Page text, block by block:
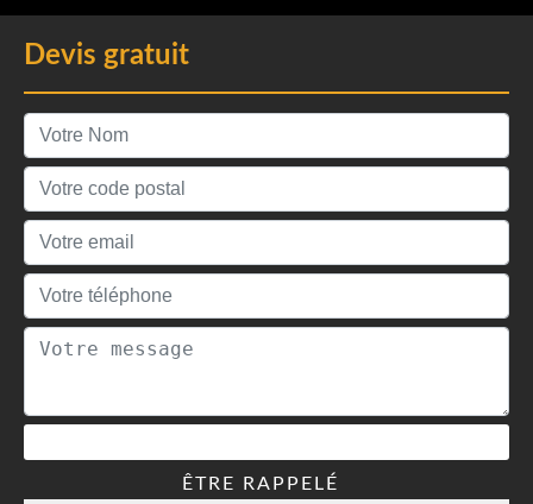
Devis gratuit
ÊTRE RAPPELÉ